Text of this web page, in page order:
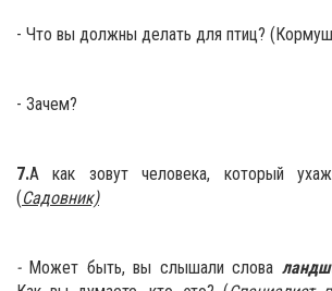
- Что вы должны делать для птиц?
- Зачем?
7.А как зовут человека, который
(Садовник)
- Может быть, вы слышали слова